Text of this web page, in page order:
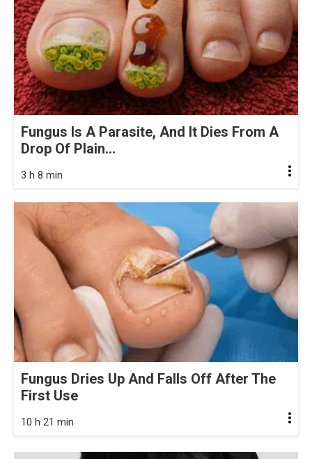
Fungus Is A Parasite, And It Dies From A
Drop Of Plain...
3 h 8 min
Fungus Dries Up And Falls Off After The
First Use
10 h 21 min